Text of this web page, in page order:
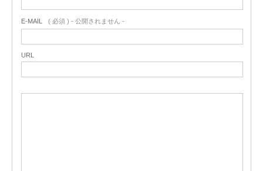
E-MAIL ( 必須 ) - 公開されません -
URL